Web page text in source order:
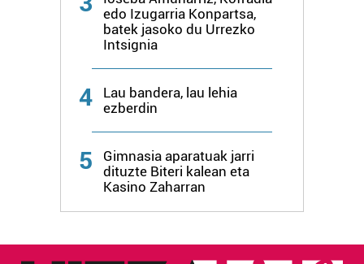
edo Izugarria Konpartsa,
batek jasoko du Urrezko
Intsignia
4
Lau bandera, lau lehia
ezberdin
5
Gimnasia aparatuak jarri
dituzte Biteri kalean eta
Kasino Zaharran